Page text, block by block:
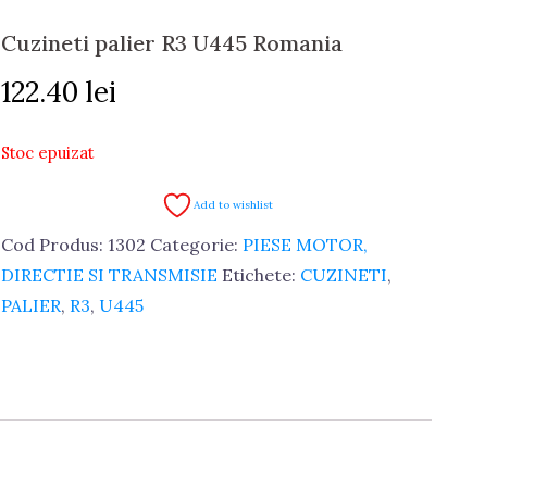
Cuzineti palier R3 U445 Romania
122.40 lei
Stoc epuizat
Add to wishlist
Cod Produs: 1302 Categorie: PIESE MOTOR,
DIRECTIE SI TRANSMISIE Etichete: CUZINETI,
PALIER, R3, U445